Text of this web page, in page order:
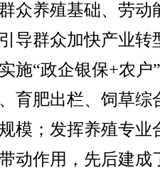
众养殖基础、劳动
导群众加快产业转
施“政企银保+农户
育肥出栏、饲草综
模；发挥养殖专业
动作用，先后建成